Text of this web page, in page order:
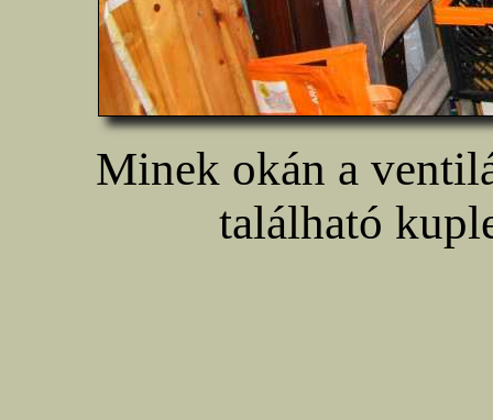
Minek okán a
található